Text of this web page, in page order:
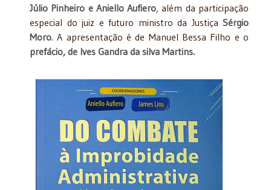
Júlio Pinheiro e Aniello Aufiero, além da participação
especial do juiz e futuro ministro da Justiça Sérgio
Moro. A apresentação é de Manuel Bessa Filho e o
prefácio, de Ives Gandra da silva Martins.